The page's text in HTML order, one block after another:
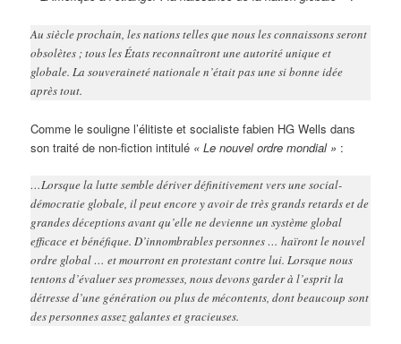
Au siècle prochain, les nations telles que nous les connaissons seront
obsolètes ; tous les États reconnaîtront une autorité unique et
globale. La souveraineté nationale n’était pas une si bonne idée
après tout.
Comme le souligne l’élitiste et socialiste fabien HG Wells dans
son traité de non-fiction intitulé « Le nouvel ordre mondial » :
…Lorsque la lutte semble dériver définitivement vers une social-
démocratie globale, il peut encore y avoir de très grands retards et de
grandes déceptions avant qu’elle ne devienne un système global
efficace et bénéfique. D’innombrables personnes … haïront le nouvel
ordre global … et mourront en protestant contre lui. Lorsque nous
tentons d’évaluer ses promesses, nous devons garder à l’esprit la
détresse d’une génération ou plus de mécontents, dont beaucoup sont
des personnes assez galantes et gracieuses.